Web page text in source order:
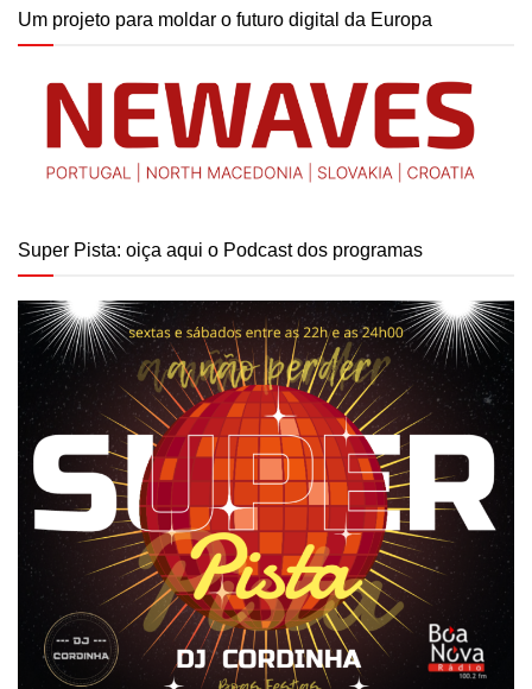
Um projeto para moldar o futuro digital da Europa
Super Pista: oiça aqui o Podcast dos programas